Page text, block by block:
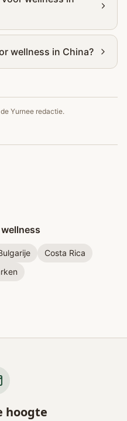
wellness in China?
Yurnee redactie.
Costa Rica
hoogte